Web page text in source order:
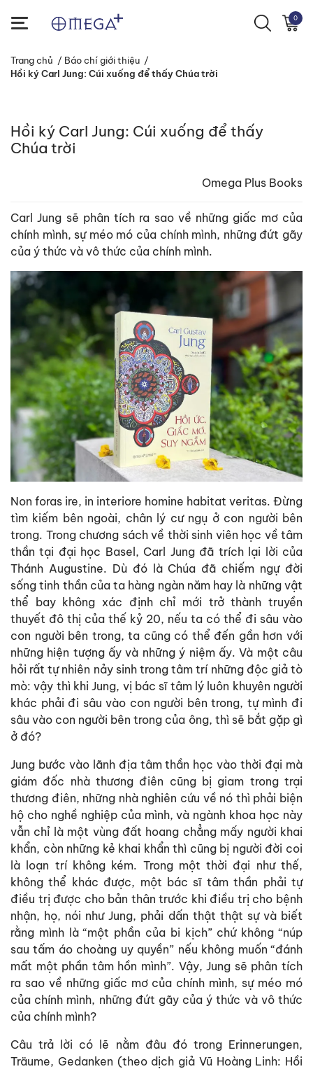
0
Trang chủ / Báo chí giới thiệu /
Hồi ký Carl Jung: Cúi xuống để thấy Chúa trời
Hồi ký Carl Jung: Cúi xuống để thấy
Chúa trời
Omega Plus Books
Carl Jung sẽ phân tích ra sao về những giấc mơ của
chính mình, sự méo mó của chính mình, những đứt gãy
của ý thức và vô thức của chính mình.
Non foras ire, in interiore homine habitat veritas. Đừng
tìm kiếm bên ngoài, chân lý cư ngụ ở con người bên
trong. Trong chương sách về thời sinh viên học về tâm
thần tại đại học Basel, Carl Jung đã trích lại lời của
Thánh Augustine. Dù đó là Chúa đã chiếm ngự đời
sống tinh thần của ta hàng ngàn năm hay là những vật
thể bay không xác định chỉ mới trở thành truyền
thuyết đô thị của thế kỷ 20, nếu ta có thể đi sâu vào
con người bên trong, ta cũng có thể đến gần hơn với
những hiện tượng ấy và những ý niệm ấy. Và một câu
hỏi rất tự nhiên nảy sinh trong tâm trí những độc giả tò
mò: vậy thì khi Jung, vị bác sĩ tâm lý luôn khuyên người
khác phải đi sâu vào con người bên trong, tự mình đi
sâu vào con người bên trong của ông, thì sẽ bắt gặp gì
ở đó?
Jung bước vào lãnh địa tâm thần học vào thời đại mà
giám đốc nhà thương điên cũng bị giam trong trại
thương điên, những nhà nghiên cứu về nó thì phải biện
hộ cho nghề nghiệp của mình, và ngành khoa học này
vẫn chỉ là một vùng đất hoang chẳng mấy người khai
khẩn, còn những kẻ khai khẩn thì cũng bị người đời coi
là loạn trí không kém. Trong một thời đại như thế,
không thể khác được, một bác sĩ tâm thần phải tự
điều trị được cho bản thân trước khi điều trị cho bệnh
nhận, họ, nói như Jung, phải dấn thật thật sự và biết
rằng mình là “một phần của bi kịch” chứ không “núp
sau tấm áo choàng uy quyền” nếu không muốn “đánh
mất một phần tâm hồn mình”. Vậy, Jung sẽ phân tích
ra sao về những giấc mơ của chính mình, sự méo mó
của chính mình, những đứt gãy của ý thức và vô thức
của chính mình?
Câu trả lời có lẽ nằm đâu đó trong Erinnerungen,
Träume, Gedanken (theo dịch giả Vũ Hoàng Linh: Hồi